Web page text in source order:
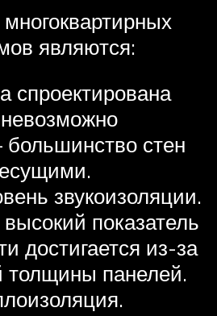
являются:
спроектирована
большинство стен
звукоизоляции.
показатель
достигается из-за
толщины панелей.